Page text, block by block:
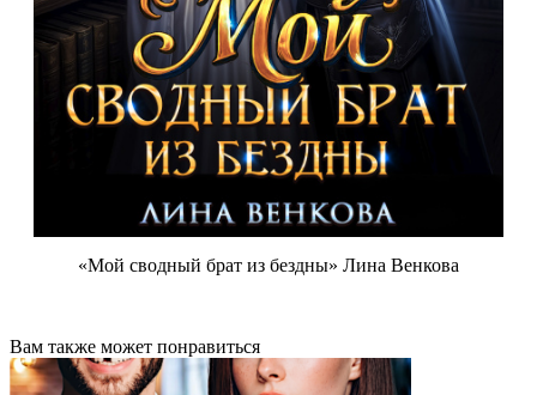
«Мой сводный брат из бездны» Лина Венкова
Вам также может понравиться